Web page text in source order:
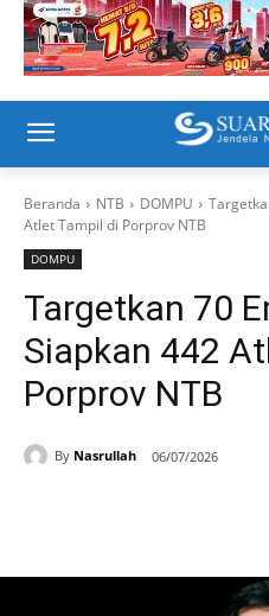
Beranda NTB DOMPU
Atlet Tampil di Porprov NTB
DOMPU
Targetkan 70
Siapkan 442
Porprov NTB
By Nasrullah 06/07/2026